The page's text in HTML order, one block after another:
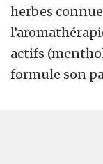
herbes
actifs
formule son